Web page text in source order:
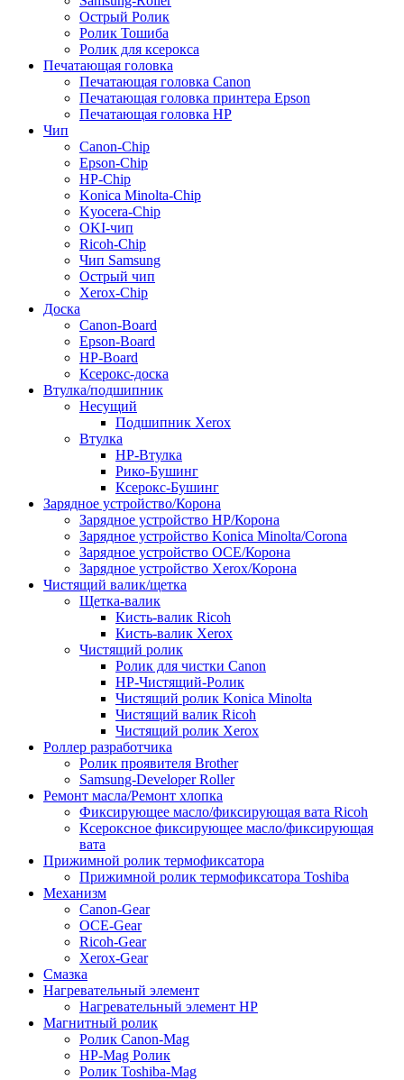
Острый Ролик
Ролик Тошиба
Ролик для ксерокса
Печатающая головка
Печатающая головка Canon
Печатающая головка принтера Epson
Печатающая головка HP
Чип
Canon-Chip
Epson-Chip
HP-Chip
Konica Minolta-Chip
Kyocera-Chip
OKI-чип
Ricoh-Chip
Чип Samsung
Острый чип
Xerox-Chip
Доска
Canon-Board
Epson-Board
HP-Board
Ксерокс-доска
Втулка/подшипник
Несущий
Подшипник Xerox
Втулка
HP-Втулка
Рико-Бушинг
Ксерокс-Бушинг
Зарядное устройство/Корона
Зарядное устройство HP/Корона
Зарядное устройство Konica Minolta/Corona
Зарядное устройство OCE/Корона
Зарядное устройство Xerox/Корона
Чистящий валик/щетка
Щетка-валик
Кисть-валик Ricoh
Кисть-валик Xerox
Чистящий ролик
Ролик для чистки Canon
HP-Чистящий-Ролик
Чистящий ролик Konica Minolta
Чистящий валик Ricoh
Чистящий ролик Xerox
Роллер разработчика
Ролик проявителя Brother
Samsung-Developer Roller
Ремонт масла/Ремонт хлопка
Фиксирующее масло/фиксирующая вата Ricoh
Ксероксное фиксирующее масло/фиксирующая
вата
Прижимной ролик термофиксатора
Прижимной ролик термофиксатора Toshiba
Механизм
Canon-Gear
OCE-Gear
Ricoh-Gear
Xerox-Gear
Смазка
Нагревательный элемент
Нагревательный элемент HP
Магнитный ролик
Ролик Canon-Mag
HP-Mag Ролик
Ролик Toshiba-Mag